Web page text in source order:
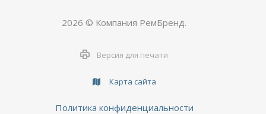
2026 © Компания РемБренд.
Версия для печати
Карта сайта
Политика конфиденциальности